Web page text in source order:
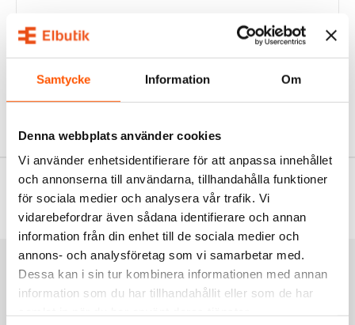
Samtycke Information Om
Denna webbplats använder cookies
Vi använder enhetsidentifierare för att anpassa innehållet
och annonserna till användarna, tillhandahålla funktioner
för sociala medier och analysera vår trafik. Vi
vidarebefordrar även sådana identifierare och annan
information från din enhet till de sociala medier och
annons- och analysföretag som vi samarbetar med.
Dessa kan i sin tur kombinera informationen med annan
information som du har tillhandahållit eller som de har
Serie 1930 erbjuder inte bara vägguttag, utan är en del av ett
komplett system med strömbrytare, dimrar och andra
komponenter i samma uttryck. För dig som söker en konsekvent
estetiskt och tekniskt.
Till toppen av sidan
Om Elbutik
Vi vill att det ska vara enkelt och säkert att handla elmaterial
på nätet och i butik. Vårt mål är att erbjuda en webbplats och